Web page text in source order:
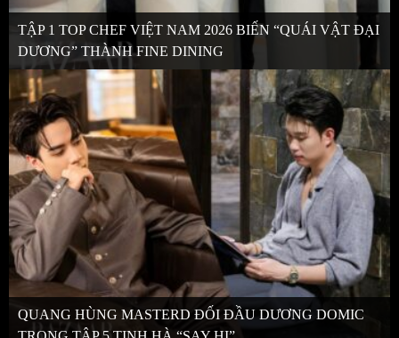
TẬP 1 TOP CHEF VIỆT NAM 2026 BIẾN “QUÁI VẬT ĐẠI
DƯƠNG” THÀNH FINE DINING
QUANG HÙNG MASTERD ĐỐI ĐẦU DƯƠNG DOMIC